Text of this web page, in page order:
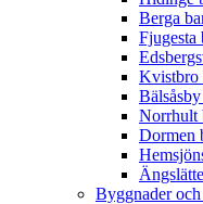
Berga
Fjugesta
Kvistbro
Norrhult
Dormen
Byggnader